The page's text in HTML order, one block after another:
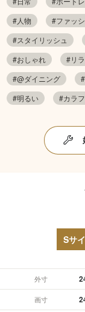
#人物
#ファッ
#スタイリッシュ
#おしゃれ
#リ
#@ダイニング
#明るい
#カラ
Sサ
外寸
画寸